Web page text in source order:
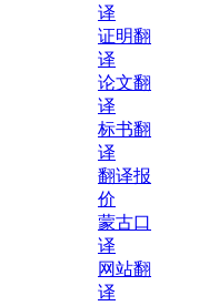
译
证明翻
译
论文翻
译
标书翻
译
翻译报
价
蒙古口
译
网站翻
译